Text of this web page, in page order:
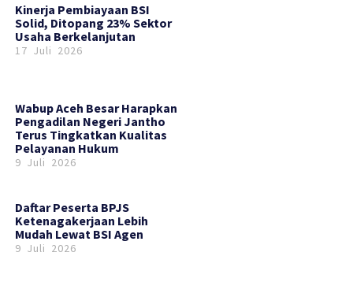
Kinerja Pembiayaan BSI
Solid, Ditopang 23% Sektor
Usaha Berkelanjutan
17 Juli 2026
Wabup Aceh Besar Harapkan
Pengadilan Negeri Jantho
Terus Tingkatkan Kualitas
Pelayanan Hukum
9 Juli 2026
Daftar Peserta BPJS
Ketenagakerjaan Lebih
Mudah Lewat BSI Agen
9 Juli 2026